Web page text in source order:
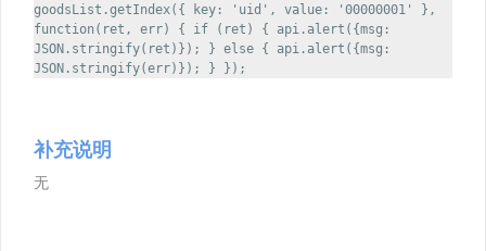
goodsList.getIndex({ key: 'uid', value: '00000001' },
function(ret, err) { if (ret) { api.alert({msg:
JSON.stringify(ret)}); } else { api.alert({msg:
JSON.stringify(err)}); } });
补充说明
无